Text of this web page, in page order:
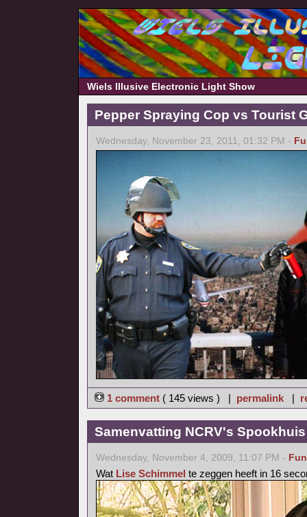
Wiels Illusive Electronic Light Show
Pepper Spraying Cop vs Tourist
Wednesday, November 23, 2011, 01:32 PM -
1 comment ( 145 views ) | permalink |
Samenvatting NCRV's
Wednesday, November 4, 2009, 11:07 PM - Fun
Wat Lise Schimmel te zeggen heeft in 16